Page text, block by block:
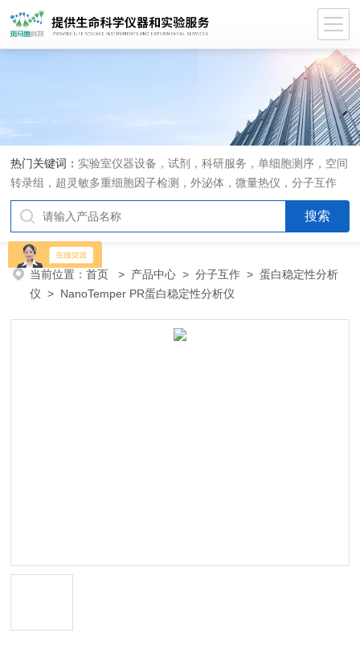
热门关键词： 实验室仪器设备，试剂，科研服务，单细胞测序，空间
转录组，超灵敏多重细胞因子检测，外泌体，微量热仪，分子互作
仪，活细胞成像
当前位置：首页 > 产品中心 >分子互作 >蛋白稳定性分析
仪 > NanoTemper PR蛋白稳定性分析仪